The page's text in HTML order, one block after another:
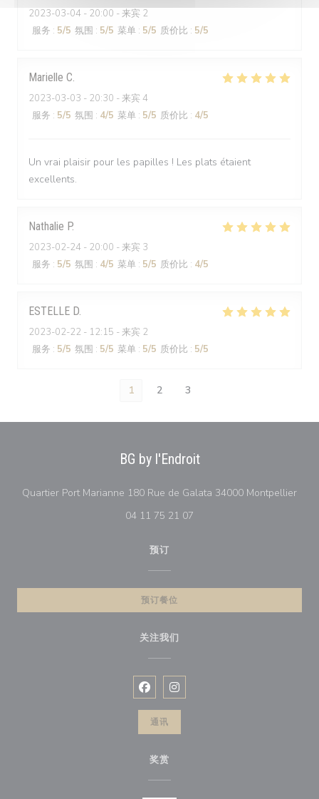
2023-03-04 - 20:00 - 来宾 2
服务 : 5/5 氛围 : 5/5 菜单 : 5/5 质价比 : 5/5
Marielle C
2023-03-03 - 20:30 - 来宾 4
服务 : 5/5 氛围 : 4/5 菜单 : 5/5 质价比 : 4/5
Un vrai plaisir pour les papilles ! Les plats étaient
excellents.
Nathalie P
2023-02-24 - 20:00 - 来宾 3
服务 : 5/5 氛围 : 4/5 菜单 : 5/5 质价比 : 4/5
ESTELLE D
2023-02-22 - 12:15 - 来宾 2
服务 : 5/5 氛围 : 5/5 菜单 : 5/5 质价比 : 5/5
1 2 3
BG by l'Endroit
Quartier Port Marianne 180 Rue de Galata 34000 Montpellier((在
04 11 75 21 07
预订
预订餐位
关注我们
Facebook ((在新窗口中打开))
Instagram ((在新窗口中打开))
通讯
奖赏